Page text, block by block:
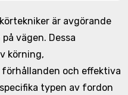
är avgörande
vägen. Dessa
körning,
och effektiva
typen av fordon